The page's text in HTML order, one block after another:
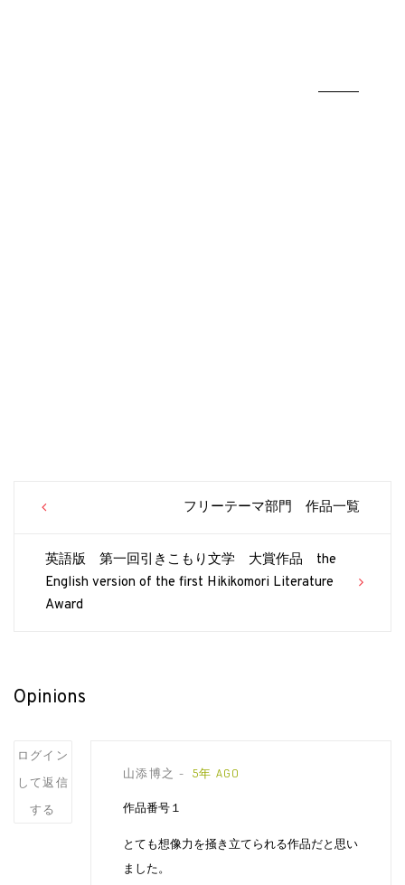
フリーテーマ部門 作品一覧
英語版 第一回引きこもり文学 大賞作品 the
English version of the first Hikikomori Literature
Award
Opinions
Post
comment
ログイン
して返信
する
山添博之 5年 AGO
作品番号１
とても想像力を掻き立てられる作品だと思い
ました。